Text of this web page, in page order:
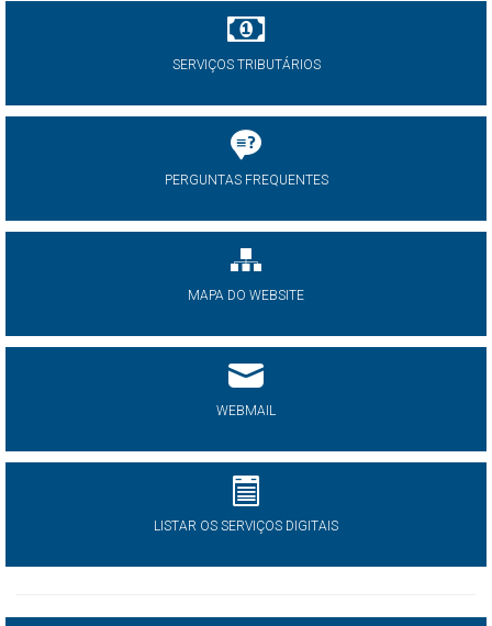
SERVIÇOS TRIBUTÁRIOS
PERGUNTAS FREQUENTES
MAPA DO WEBSITE
WEBMAIL
LISTAR OS SERVIÇOS DIGITAIS